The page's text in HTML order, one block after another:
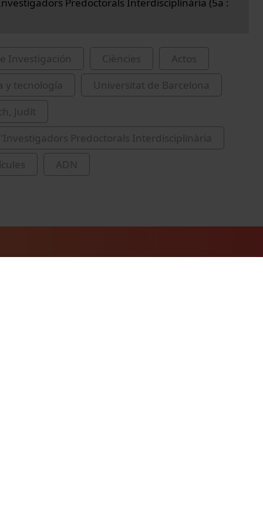
Predoctorals Interdisciplinària (5a :
Investigación Ciències
Actos
y tecnología
Universitat de Barcelona
Judit
Predoctorals Interdisciplinària
ADN